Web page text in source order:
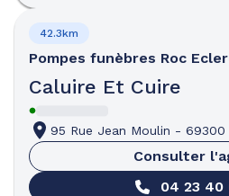
Pompes funèbres Roc
Caluire Et Cuire
42.3km
95 Rue Jean Moulin - 69300
Consulter
04 23 40